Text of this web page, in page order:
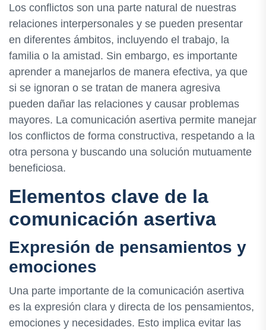
Los conflictos son una parte natural de nuestras
relaciones interpersonales y se pueden presentar
en diferentes ámbitos, incluyendo el trabajo, la
familia o la amistad. Sin embargo, es importante
aprender a manejarlos de manera efectiva, ya que
si se ignoran o se tratan de manera agresiva
pueden dañar las relaciones y causar problemas
mayores. La comunicación asertiva permite manejar
los conflictos de forma constructiva, respetando a la
otra persona y buscando una solución mutuamente
beneficiosa.
Elementos clave de la
comunicación asertiva
Expresión de pensamientos y
emociones
Una parte importante de la comunicación asertiva
es la expresión clara y directa de los pensamientos,
emociones y necesidades. Esto implica evitar las